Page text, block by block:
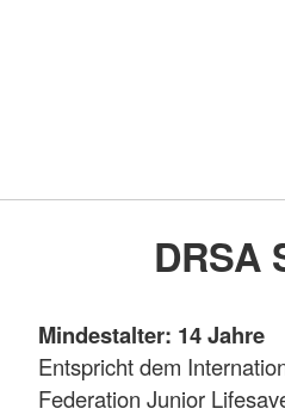
DRSA
Mindestalter: 14 Jahre
Entspricht dem
Federation Junior